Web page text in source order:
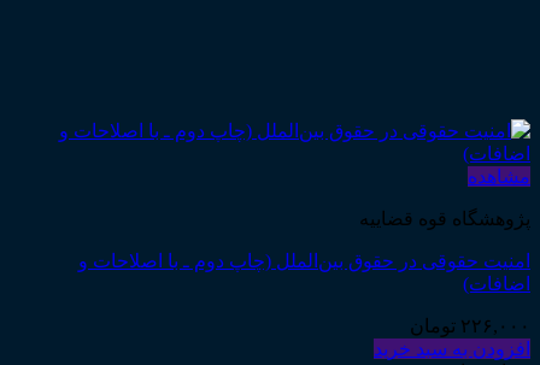
مشاهده
پژوهشگاه قوه قضاییه
امنیت حقوقی در حقوق بین‌الملل (چاپ دوم ـ با اصلاحات و
اضافات)
۲۲۶,۰۰۰ تومان
افزودن به سبد خرید